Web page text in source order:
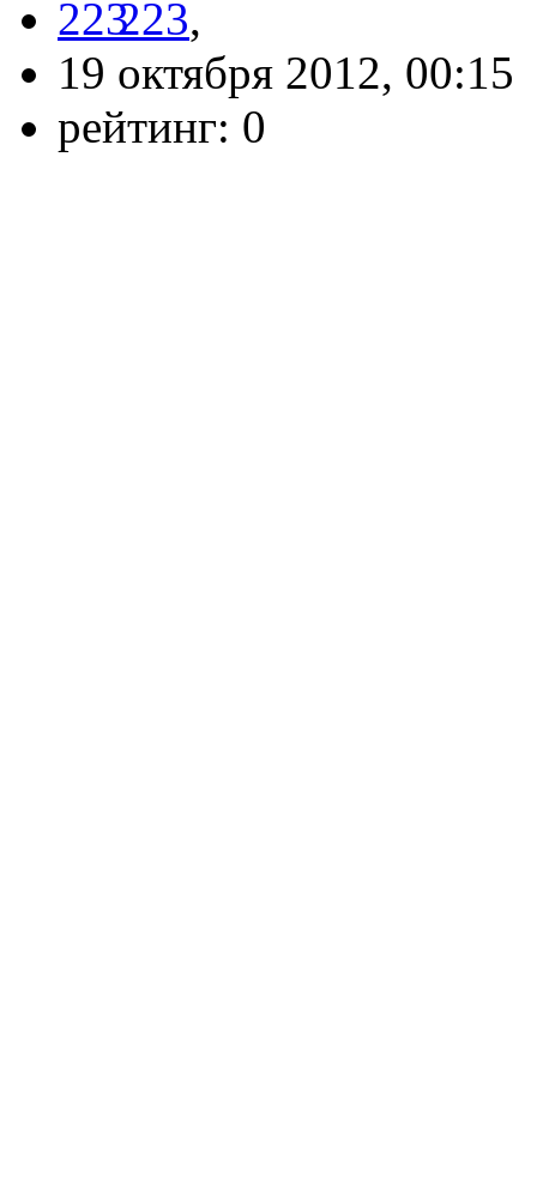
223,
19 октября 2012, 00:15
рейтинг: 0